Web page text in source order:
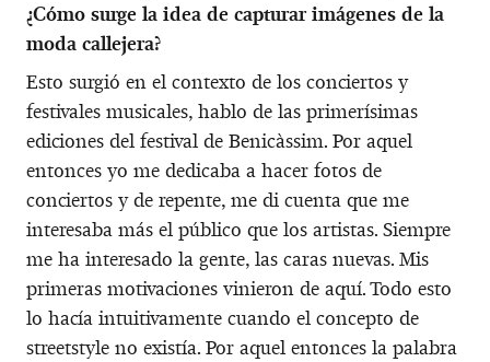
¿Cómo surge la idea de capturar imágenes de la
moda callejera?
Esto surgió en el contexto de los conciertos y
festivales musicales, hablo de las primerísimas
ediciones del festival de Benicàssim. Por aquel
entonces yo me dedicaba a hacer fotos de
conciertos y de repente, me di cuenta que me
interesaba más el público que los artistas. Siempre
me ha interesado la gente, las caras nuevas. Mis
primeras motivaciones vinieron de aquí. Todo esto
lo hacía intuitivamente cuando el concepto de
streetstyle no existía. Por aquel entonces la palabra